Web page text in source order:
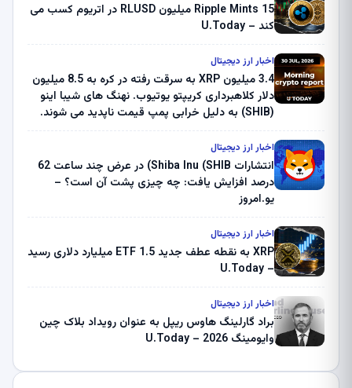
Ripple Mints 15 میلیون RLUSD در اتریوم کسب می
کند – U.Today
اخبار ارز دیجیتال
3.4 میلیون XRP به سرقت رفته در کره به 8.5 میلیون
دلار کلاهبرداری کریپتو یوتیوب. نهنگ های شیبا اینو
(SHIB) به دلیل خرابی پمپ قیمت ناپدید می شوند.
ثبت کرد – گزارش کریپتو صبح – U.Today
اخبار ارز دیجیتال
انتشارات Shiba Inu (SHIB) در عرض چند ساعت 62
درصد افزایش یافت: چه چیزی پشت آن است؟ –
یو.امروز
اخبار ارز دیجیتال
XRP به نقطه عطف جدید ETF 1.5 میلیارد دلاری رسید
– U.Today
اخبار ارز دیجیتال
براد گارلینگ هاوس ریپل به عنوان رویداد بلاک چین
وایومینگ 2026 – U.Today